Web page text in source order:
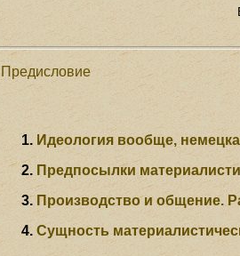
Предисловие
Идеология вообще,
Предпосылки
Производство и общение.
Сущность